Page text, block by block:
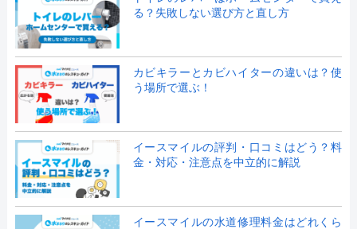
る？失敗しない選び方と直し方
カビキラーとカビハイターの違いは？使
う場所で選ぶ！
イースマイルの評判・口コミはどう？料
金・対応・注意点を中立的に解説
イースマイルの水道修理料金はどれくら